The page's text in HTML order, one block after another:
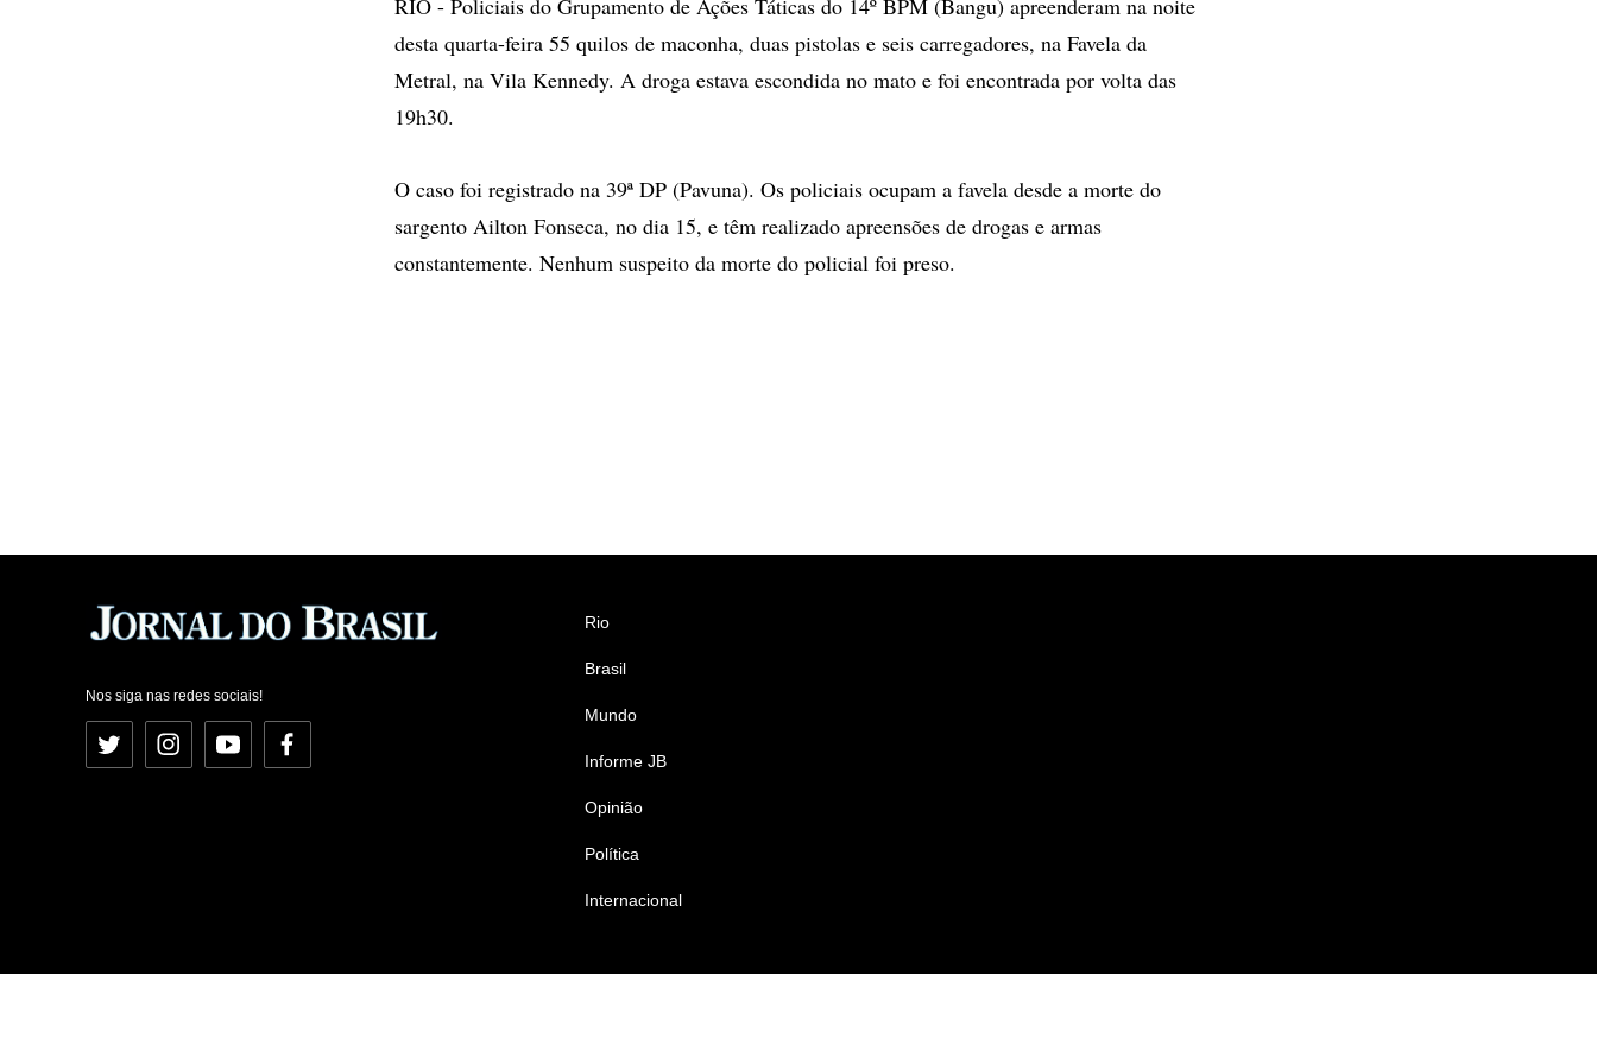
RIO - Policiais do Grupamento de Ações Táticas do 14º BPM (Bangu) apreenderam na noite
desta quarta-feira 55 quilos de maconha, duas pistolas e seis carregadores, na Favela da
Metral, na Vila Kennedy. A droga estava escondida no mato e foi encontrada por volta das
19h30.
O caso foi registrado na 39ª DP (Pavuna). Os policiais ocupam a favela desde a morte do
sargento Ailton Fonseca, no dia 15, e têm realizado apreensões de drogas e armas
constantemente. Nenhum suspeito da morte do policial foi preso.
Nos siga nas redes sociais!
Twitter InstagramYouTubeFacebook
Rio
Brasil
Mundo
Informe JB
Opinião
Política
Internacional